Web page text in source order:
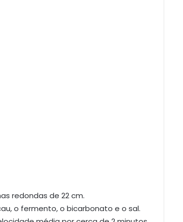
redondas de 22 cm.
o fermento, o bicarbonato e o sal.